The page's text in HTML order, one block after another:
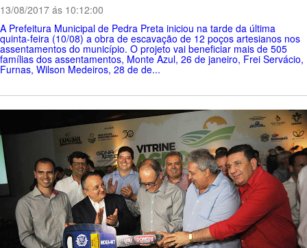
13/08/2017 ás 10:12:00
A Prefeitura Municipal de Pedra Preta iniciou na tarde da última
quinta-feira (10/08) a obra de escavação de 12 poços artesianos nos
assentamentos do município. O projeto vai beneficiar mais de 505
famílias dos assentamentos, Monte Azul, 26 de janeiro, Frei Servácio,
Furnas, Wilson Medeiros, 28 de de...